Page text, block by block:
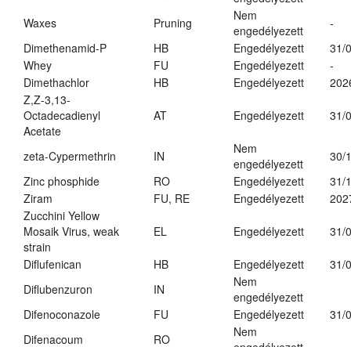
Waxes Pruning
Nem
engedélyezett
-
Dimethenamid-P
HB Engedélyezett
31/
Whey
FU Engedélyezett
-
Dimethachlor
HB Engedélyezett
Z,Z-3,13-
Octadecadienyl
Acetate
AT Engedélyezett 31/
zeta-Cypermethrin IN
Nem
engedélyezett
30/
Zinc phosphide
RO Engedélyezett
31/
Ziram
FU, RE Engedélyezett
Zucchini Yellow
Mosaik Virus, weak
strain
EL Engedélyezett 31/
Diflufenican HB Engedélyezett
31/
Diflubenzuron
IN
Nem
engedélyezett
Difenoconazole
FU Engedélyezett
31/
Difenacoum
RO
Nem